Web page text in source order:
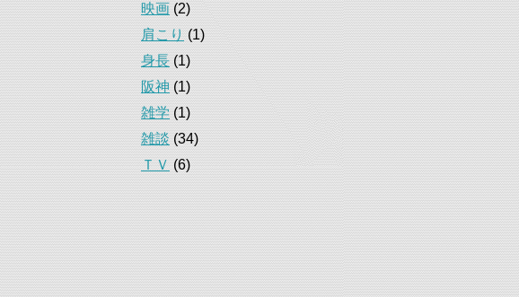
映画(2)
肩こり (1)
身長(1)
阪神(1)
雑学(1)
雑談(34)
ＴＶ(6)